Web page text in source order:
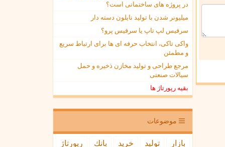
در پروژه های ساختمانی است؟
میلیونر شدن با تولید نایلون دسته دار
سرفیس لپ تاپ یا سرفیس پرو؟
واکی تاکی، انتخاب حرفه ای ها برای ارتباط سریع
و مطمئن
مرجع طراحی و تولید مخازن ذخیره و حمل
سیالات صنعتی
بقیه رپورتاژ ها
موضوعات
بازار تولید خرید بانك
رپورتاژ